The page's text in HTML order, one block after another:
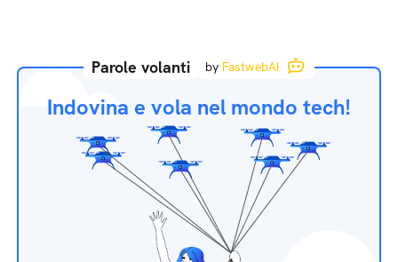
Parole volanti by FastwebAI
Indovina e vola nel mondo tech!